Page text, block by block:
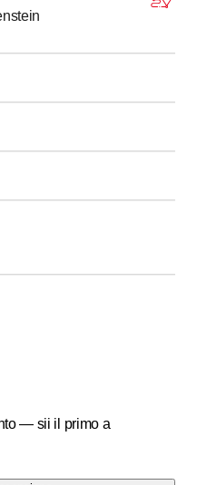
- fino a
12:00
14:00- fino a
17:30
— sii il primo a